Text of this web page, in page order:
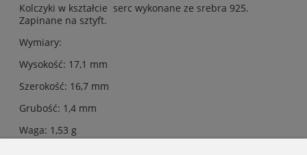
Kolczyki w kształcie serc wykonane ze srebra 925.
Zapinane na sztyft.
Wymiary:
Wysokość: 17,1 mm
Szerokość: 16,7 mm
Grubość: 1,4 mm
Waga: 1,53 g